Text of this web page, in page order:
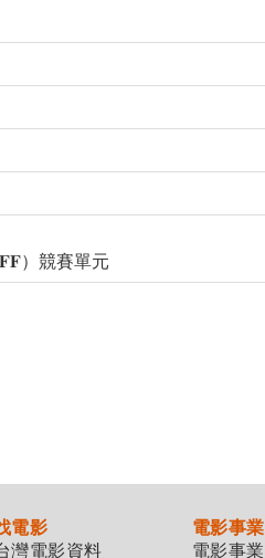
）競賽單元
電影
灣電影資料
電影事業
電影事業